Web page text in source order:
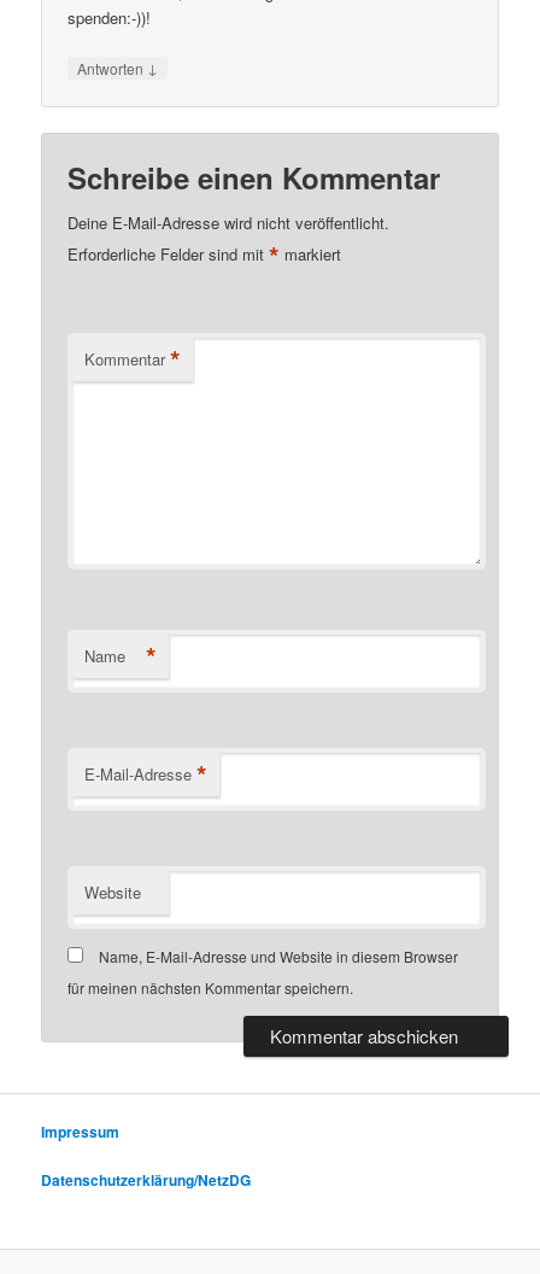
spenden:-))!
Antworten ↓
Schreibe einen Kommentar
Deine E-Mail-Adresse wird nicht veröffentlicht.
Erforderliche Felder sind mit* markiert
Kommentar *
Name *
E-Mail-Adresse *
Website
Name, E-Mail-Adresse und Website in diesem Browser
für meinen nächsten Kommentar speichern.
Impressum
Datenschutzerklärung/NetzDG